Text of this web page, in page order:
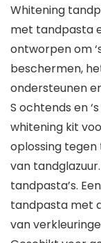
Whitening
met tandpasta
ontworpen om
beschermen,
ondersteunen
S ochtends en
whitening kit
oplossing
van
tandpasta’s.
tandpasta met
van